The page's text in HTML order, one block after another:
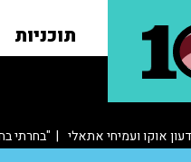
תוכניות
אוקו ועמיחי אתאלי | "בחרתי